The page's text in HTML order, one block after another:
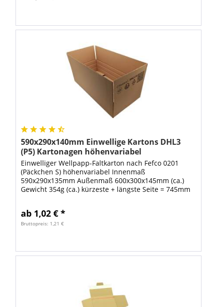
590x290x140mm Einwellige Kartons DHL3
(P5) Kartonagen höhenvariabel
Einwelliger Wellpapp-Faltkarton nach Fefco 0201
(Päckchen S) höhenvariabel Innenmaß
590x290x135mm Außenmaß 600x300x145mm (ca.)
Gewicht 354g (ca.) kürzeste + längste Seite = 745mm
ab 1,02 € *
Bruttopreis: 1,21 €